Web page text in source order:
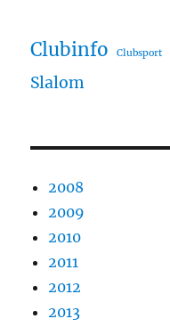
Clubinfo Clubsport
Slalom
2008
2009
2010
2011
2012
2013